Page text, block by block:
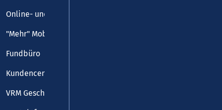
Online- und Handy-Tickets
"Mehr" Mobilität
Fundbüro
Kundencenter
VRM Geschäftsstelle